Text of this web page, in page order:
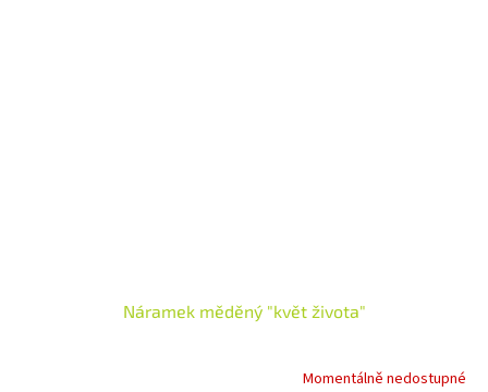
Náramek měděný "květ života"
Momentálně nedostupné